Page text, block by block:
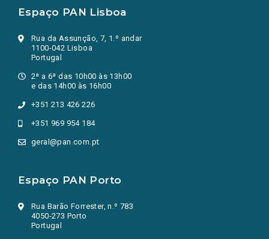
Espaço PAN Lisboa
Rua da Assunção, 7, 1.º andar
1100-042 Lisboa
Portugal
2ª a 6ª das 10h00 às 13h00
e das 14h00 às 16h00
+351 213 426 226
+351 969 954 184
geral@pan.com.pt
Espaço PAN Porto
Rua Barão Forrester, n.º 783
4050-273 Porto
Portugal